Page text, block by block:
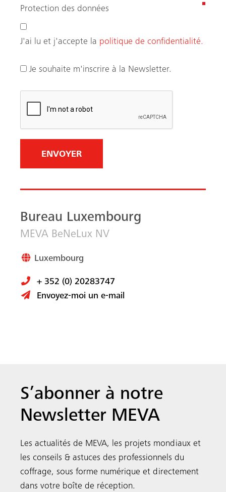
Protection des données
é
e
s
J'ai lu et j'accepte la politique de confidentialité.
Je souhaite m'inscrire à la Newsletter.
Bureau Luxembourg
MEVA BeNeLux NV
Luxembourg
+ 352 (0) 20283747
Envoyez-moi un e-mail
S’abonner à notre
Newsletter MEVA
Les actualités de MEVA, les projets mondiaux et
les conseils & astuces des professionnels du
coffrage, sous forme numérique et directement
dans votre boîte de réception.